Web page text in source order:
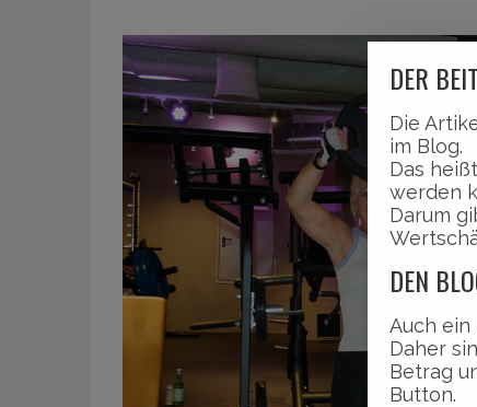
DER
Die
im Blog.
Das
werden
Darum
DEN
Auch
Daher
Betrag
Button.